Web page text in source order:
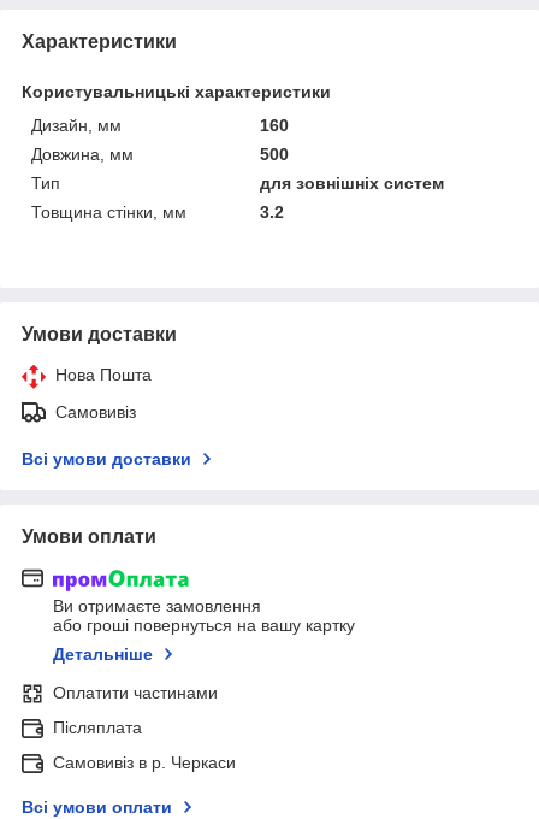
Характеристики
Користувальницькі характеристики
Дизайн, мм
160
Довжина, мм
500
Тип
для зовнішніх систем
Товщина стінки, мм
3.2
Умови доставки
Нова Пошта
Самовивіз
Всі умови доставки
Умови оплати
Ви отримаєте замовлення
або гроші повернуться на вашу картку
Детальніше
Оплатити частинами
Післяплата
Самовивіз в р. Черкаси
Всі умови оплати